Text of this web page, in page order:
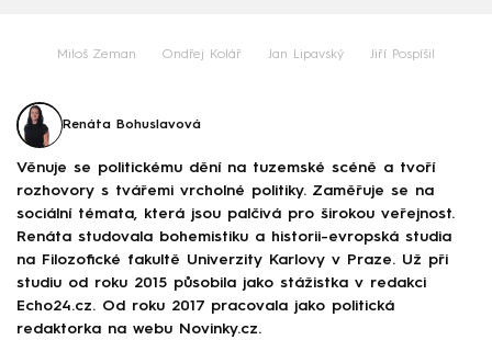
Miloš Zeman Ondřej Kolář Jan Lipavský Jiří Pospíšil
Renáta Bohuslavová
Věnuje se politickému dění na tuzemské scéně a tvoří
rozhovory s tvářemi vrcholné politiky. Zaměřuje se na
sociální témata, která jsou palčivá pro širokou veřejnost.
Renáta studovala bohemistiku a historii-evropská studia
na Filozofické fakultě Univerzity Karlovy v Praze. Už při
studiu od roku 2015 působila jako stážistka v redakci
Echo24.cz. Od roku 2017 pracovala jako politická
redaktorka na webu Novinky.cz.